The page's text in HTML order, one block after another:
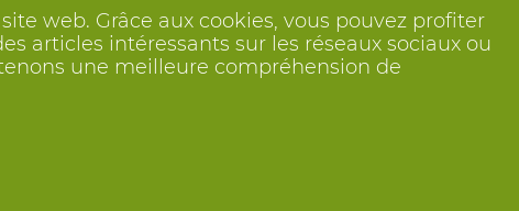
web. Grâce aux cookies, vous pouvez profiter
articles intéressants sur les réseaux sociaux ou
une meilleure compréhension de